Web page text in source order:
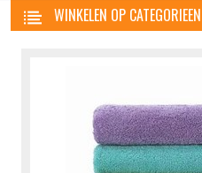
WINKELEN OP CATEGORIEEN